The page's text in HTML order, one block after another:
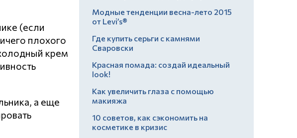
(если
плохого
крем
а еще
Модные тенденции весна-лето 2015
от Levi’s®
Где купить серьги с камнями
Сваровски
Красная помада: создай идеальный
look!
Как увеличить глаза с помощью
макияжа
10 советов, как сэкономить на
косметике в кризис